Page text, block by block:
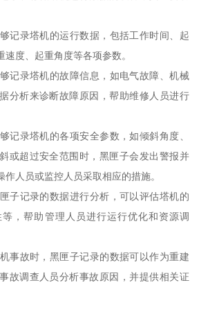
记录塔机的运行数据，包括工作时间、起
度、起重角度等各项参数。
记录塔机的故障信息，如电气故障、机械
分析来诊断故障原因，帮助维修人员进行
记录塔机的各项安全参数，如倾斜角度、
或超过安全范围时，黑匣子会发出警报并
人员或监控人员采取相应的措施。
子记录的数据进行分析，可以评估塔机的
，帮助管理人员进行运行优化和资源调
事故时，黑匣子记录的数据可以作为重建
故调查人员分析事故原因，并提供相关证